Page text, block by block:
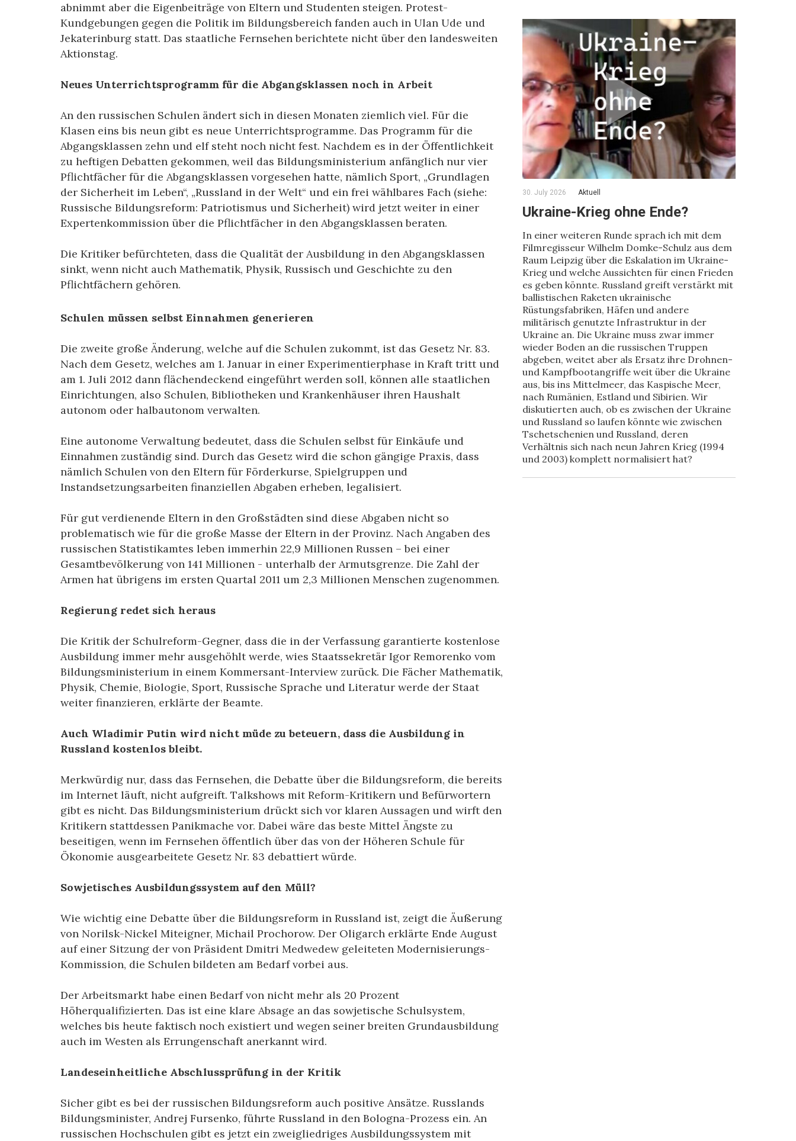
abnimmt aber die Eigenbeiträge von Eltern und Studenten steigen. Protest-
Kundgebungen gegen die Politik im Bildungsbereich fanden auch in Ulan Ude und
Jekaterinburg statt. Das staatliche Fernsehen berichtete nicht über den landesweiten
Aktionstag.
Neues Unterrichtsprogramm für die Abgangsklassen noch in Arbeit
An den russischen Schulen ändert sich in diesen Monaten ziemlich viel. Für die
Klasen eins bis neun gibt es neue Unterrichtsprogramme. Das Programm für die
Abgangsklassen zehn und elf steht noch nicht fest. Nachdem es in der Öffentlichkeit
zu heftigen Debatten gekommen, weil das Bildungsministerium anfänglich nur vier
Pflichtfächer für die Abgangsklassen vorgesehen hatte, nämlich Sport, „Grundlagen
der Sicherheit im Leben“, „Russland in der Welt“ und ein frei wählbares Fach (siehe:
Russische Bildungsreform: Patriotismus und Sicherheit) wird jetzt weiter in einer
Expertenkommission über die Pflichtfächer in den Abgangsklassen beraten.
Die Kritiker befürchteten, dass die Qualität der Ausbildung in den Abgangsklassen
sinkt, wenn nicht auch Mathematik, Physik, Russisch und Geschichte zu den
Pflichtfächern gehören.
Schulen müssen selbst Einnahmen generieren
Die zweite große Änderung, welche auf die Schulen zukommt, ist das Gesetz Nr. 83.
Nach dem Gesetz, welches am 1. Januar in einer Experimentierphase in Kraft tritt und
am 1. Juli 2012 dann flächendeckend eingeführt werden soll, können alle staatlichen
Einrichtungen, also Schulen, Bibliotheken und Krankenhäuser ihren Haushalt
autonom oder halbautonom verwalten.
Eine autonome Verwaltung bedeutet, dass die Schulen selbst für Einkäufe und
Einnahmen zuständig sind. Durch das Gesetz wird die schon gängige Praxis, dass
nämlich Schulen von den Eltern für Förderkurse, Spielgruppen und
Instandsetzungsarbeiten finanziellen Abgaben erheben, legalisiert.
Für gut verdienende Eltern in den Großstädten sind diese Abgaben nicht so
problematisch wie für die große Masse der Eltern in der Provinz. Nach Angaben des
russischen Statistikamtes leben immerhin 22,9 Millionen Russen – bei einer
Gesamtbevölkerung von 141 Millionen - unterhalb der Armutsgrenze. Die Zahl der
Armen hat übrigens im ersten Quartal 2011 um 2,3 Millionen Menschen zugenommen.
Regierung redet sich heraus
Die Kritik der Schulreform-Gegner, dass die in der Verfassung garantierte kostenlose
Ausbildung immer mehr ausgehöhlt werde, wies Staatssekretär Igor Remorenko vom
Bildungsministerium in einem Kommersant-Interview zurück. Die Fächer Mathematik,
Physik, Chemie, Biologie, Sport, Russische Sprache und Literatur werde der Staat
weiter finanzieren, erklärte der Beamte.
Auch Wladimir Putin wird nicht müde zu beteuern, dass die Ausbildung in
Russland kostenlos bleibt.
Merkwürdig nur, dass das Fernsehen, die Debatte über die Bildungsreform, die bereits
im Internet läuft, nicht aufgreift. Talkshows mit Reform-Kritikern und Befürwortern
gibt es nicht. Das Bildungsministerium drückt sich vor klaren Aussagen und wirft den
Kritikern stattdessen Panikmache vor. Dabei wäre das beste Mittel Ängste zu
beseitigen, wenn im Fernsehen öffentlich über das von der Höheren Schule für
Ökonomie ausgearbeitete Gesetz Nr. 83 debattiert würde.
Sowjetisches Ausbildungssystem auf den Müll?
Wie wichtig eine Debatte über die Bildungsreform in Russland ist, zeigt die Äußerung
von Norilsk-Nickel Miteigner, Michail Prochorow. Der Oligarch erklärte Ende August
auf einer Sitzung der von Präsident Dmitri Medwedew geleiteten Modernisierungs-
Kommission, die Schulen bildeten am Bedarf vorbei aus.
Der Arbeitsmarkt habe einen Bedarf von nicht mehr als 20 Prozent
Höherqualifizierten. Das ist eine klare Absage an das sowjetische Schulsystem,
welches bis heute faktisch noch existiert und wegen seiner breiten Grundausbildung
auch im Westen als Errungenschaft anerkannt wird.
Landeseinheitliche Abschlussprüfung in der Kritik
Sicher gibt es bei der russischen Bildungsreform auch positive Ansätze. Russlands
Bildungsminister, Andrej Fursenko, führte Russland in den Bologna-Prozess ein. An
russischen Hochschulen gibt es jetzt ein zweigliedriges Ausbildungssystem mit
30. July 2026 Aktuell
Ukraine-Krieg ohne Ende?
In einer weiteren Runde sprach ich mit dem
Filmregisseur Wilhelm Domke-Schulz aus dem
Raum Leipzig über die Eskalation im Ukraine-
Krieg und welche Aussichten für einen Frieden
es geben könnte. Russland greift verstärkt mit
ballistischen Raketen ukrainische
Rüstungsfabriken, Häfen und andere
militärisch genutzte Infrastruktur in der
Ukraine an. Die Ukraine muss zwar immer
wieder Boden an die russischen Truppen
abgeben, weitet aber als Ersatz ihre Drohnen-
und Kampfbootangriffe weit über die Ukraine
aus, bis ins Mittelmeer, das Kaspische Meer,
nach Rumänien, Estland und Sibirien. Wir
diskutierten auch, ob es zwischen der Ukraine
und Russland so laufen könnte wie zwischen
Tschetschenien und Russland, deren
Verhältnis sich nach neun Jahren Krieg (1994
und 2003) komplett normalisiert hat?